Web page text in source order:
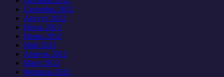
Сентябрь 2012
Август 2012
Июль 2012
Июнь 2012
Май 2012
Апрель 2012
Март 2012
Февраль 2012